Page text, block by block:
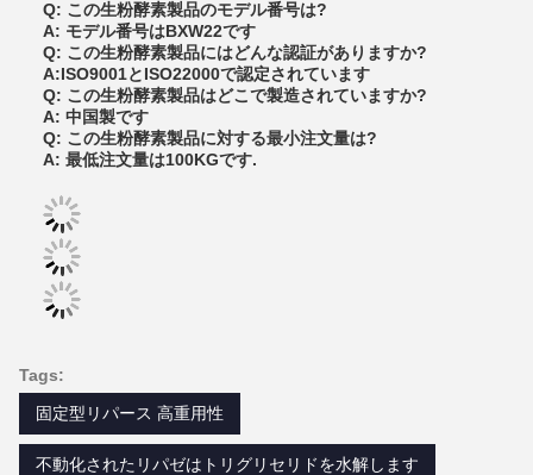
Q: この生粉酵素製品のモデル番号は?
A: モデル番号はBXW22です
Q: この生粉酵素製品にはどんな認証がありますか?
A:ISO9001とISO22000で認定されています
Q: この生粉酵素製品はどこで製造されていますか?
A: 中国製です
Q: この生粉酵素製品に対する最小注文量は?
A: 最低注文量は100KGです.
Tags:
固定型リパース 高重用性
不動化されたリパゼはトリグリセリドを水解します